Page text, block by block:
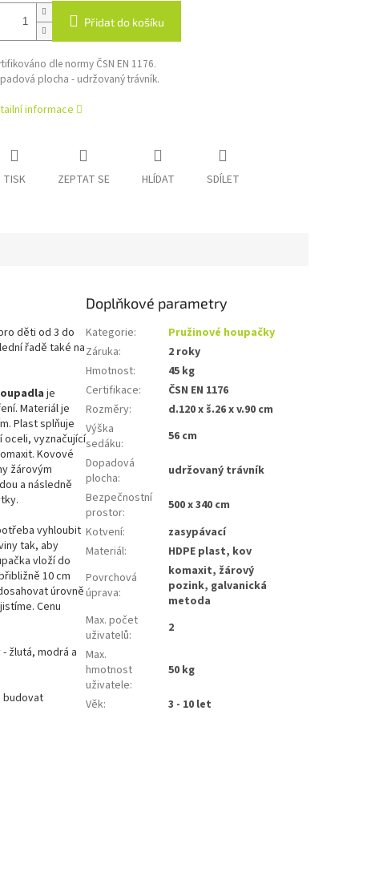
Přidat do košíku
dle normy ČSN EN 1176.
plocha - udržovaný trávník.
informace
TISK ZEPTAT SE HLÍDAT SDÍLET
děti od 3 do
řadě také na
je
Materiál je
Plast splňuje
oceli, vyznačující
Kovové
žárovým
a následně
vyhloubit
tak, aby
vloží do
10 cm
úrovně
Cenu
žlutá, modrá a
budovat
Doplňkové parametry
Kategorie:
Pružinové houpačky
Záruka:
2 roky
Hmotnost:
45 kg
Certifikace:
ČSN EN 1176
Rozměry:
d.120 x š.26 x v.90 cm
Výška
sedáku:
56 cm
Dopadová
plocha:
udržovaný trávník
Bezpečnostní
prostor:
500 x 340 cm
Kotvení:
zasypávací
Materiál:
HDPE plast, kov
Povrchová
úprava:
komaxit, žárový
pozink, galvanická
metoda
Max. počet
uživatelů:
2
Max.
hmotnost
uživatele:
50 kg
Věk: 3 - 10 let